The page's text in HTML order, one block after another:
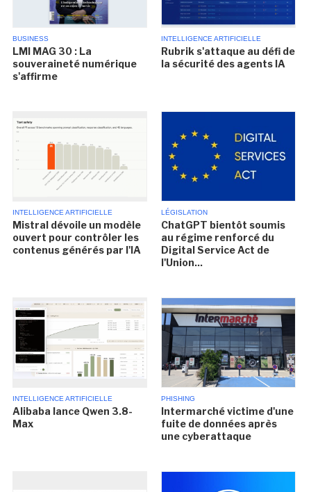
BUSINESS
LMI MAG 30 : La
souveraineté numérique
s'affirme
INTELLIGENCE ARTIFICIELLE
Rubrik s'attaque au défi de
la sécurité des agents IA
INTELLIGENCE ARTIFICIELLE
Mistral dévoile un modèle
ouvert pour contrôler les
contenus générés par l'IA
LÉGISLATION
ChatGPT bientôt soumis
au régime renforcé du
Digital Service Act de
l'Union...
INTELLIGENCE ARTIFICIELLE
Alibaba lance Qwen 3.8-
Max
PHISHING
Intermarché victime d'une
fuite de données après
une cyberattaque